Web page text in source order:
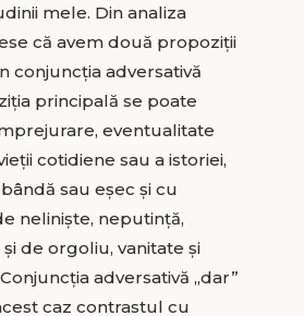
mele. Din analiza
că avem două propoziţii
conjuncţia adversativă
principală se poate
eventualitate
cotidiene sau a istoriei,
sau eşec şi cu
nelinişte, neputinţă,
de orgoliu, vanitate şi
adversativă „dar”
caz contrastul cu